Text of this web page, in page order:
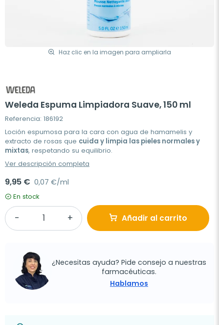
Haz clic en la imagen para ampliarla
Weleda Espuma Limpiadora Suave, 150 ml
Referencia: 186192
Loción espumosa para la cara con agua de hamamelis y
extracto de rosas que cuida y limpia las pieles normales y
mixtas, respetando su equilibrio.
Ver descripción completa
9,95 € 0,07 €/ml
En stock
Añadir al carrito
¿Necesitas ayuda? Pide consejo a nuestras
farmacéuticas.
Hablamos